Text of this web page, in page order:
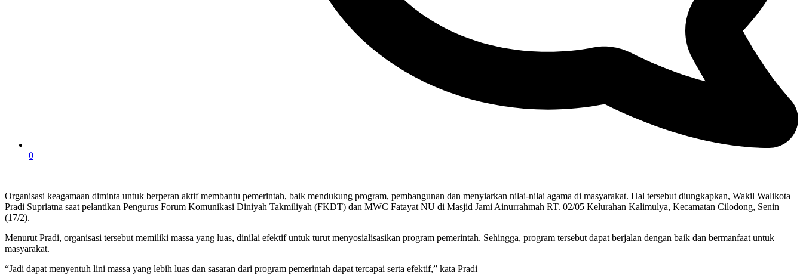
0
Organisasi keagamaan diminta untuk berperan aktif membantu pemerintah, baik mendukung program, pembangunan dan menyiarkan nilai-nilai agama di masyarakat. Hal tersebut diungkapkan, Wakil Walikota
Pradi Supriatna saat pelantikan Pengurus Forum Komunikasi Diniyah Takmiliyah (FKDT) dan MWC Fatayat NU di Masjid Jami Ainurrahmah RT. 02/05 Kelurahan Kalimulya, Kecamatan Cilodong, Senin
(17/2).
Menurut Pradi, organisasi tersebut memiliki massa yang luas, dinilai efektif untuk turut menyosialisasikan program pemerintah. Sehingga, program tersebut dapat berjalan dengan baik dan bermanfaat untuk
masyarakat.
“Jadi dapat menyentuh lini massa yang lebih luas dan sasaran dari program pemerintah dapat tercapai serta efektif,” kata Pradi